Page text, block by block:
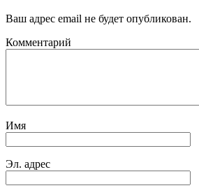
Ваш адрес email не будет опубликован.
Комментарий
Имя
Эл. адрес